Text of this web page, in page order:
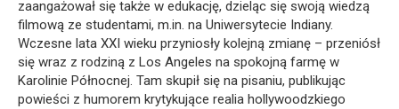
zaangażował się także w edukację, dzieląc się swoją wiedzą
filmową ze studentami, m.in. na Uniwersytecie Indiany.
Wczesne lata XXI wieku przyniosły kolejną zmianę – przeniósł
się wraz z rodziną z Los Angeles na spokojną farmę w
Karolinie Północnej. Tam skupił się na pisaniu, publikując
powieści z humorem krytykujące realia hollywoodzkiego